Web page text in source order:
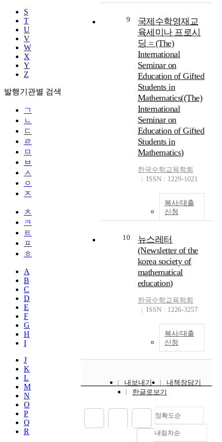
S
T
U
V
W
X
Y
Z
발행기관별 검색
ㄱ
ㄴ
ㄷ
ㄹ
ㅁ
ㅂ
ㅅ
ㅇ
ㅈ
ㅊ
ㅋ
ㅌ
ㅍ
ㅎ
A
B
C
D
E
F
G
H
I
J
K
L
M
N
O
P
Q
R
9
국제수학영재교
육세미나 프로시
딩 = (The)
International
Seminar on
Education of Gifted
Students in
Mathematics((The)
International
Seminar on
Education of Gifted
Students in
Mathematics)
한국수학교육학회
ISSN : 1229-1021
복사/대출
신청
10
뉴스레터
(Newsletter of the
korea society of
mathematical
education)
한국수학교육학회
ISSN : 1226-3257
복사/대출
신청
내보내기
내책장담기
한글로보기
정확도순
정확도
내림차순